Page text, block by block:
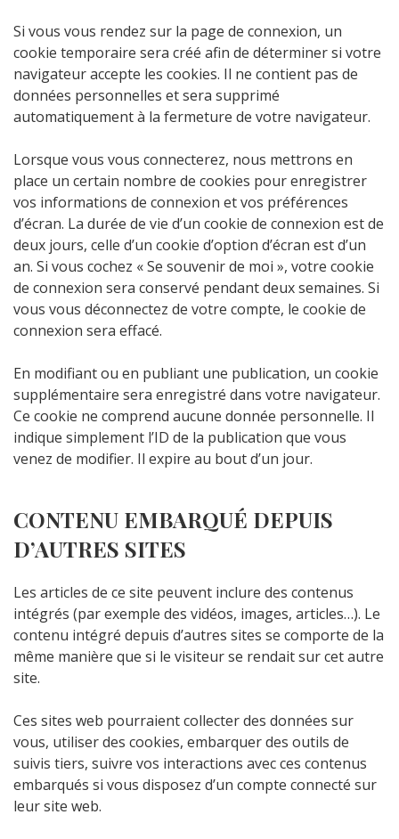
Si vous vous rendez sur la page de connexion, un
cookie temporaire sera créé afin de déterminer si votre
navigateur accepte les cookies. Il ne contient pas de
données personnelles et sera supprimé
automatiquement à la fermeture de votre navigateur.
Lorsque vous vous connecterez, nous mettrons en
place un certain nombre de cookies pour enregistrer
vos informations de connexion et vos préférences
d’écran. La durée de vie d’un cookie de connexion est de
deux jours, celle d’un cookie d’option d’écran est d’un
an. Si vous cochez « Se souvenir de moi », votre cookie
de connexion sera conservé pendant deux semaines. Si
vous vous déconnectez de votre compte, le cookie de
connexion sera effacé.
En modifiant ou en publiant une publication, un cookie
supplémentaire sera enregistré dans votre navigateur.
Ce cookie ne comprend aucune donnée personnelle. Il
indique simplement l’ID de la publication que vous
venez de modifier. Il expire au bout d’un jour.
CONTENU EMBARQUÉ DEPUIS
D’AUTRES SITES
Les articles de ce site peuvent inclure des contenus
intégrés (par exemple des vidéos, images, articles…). Le
contenu intégré depuis d’autres sites se comporte de la
même manière que si le visiteur se rendait sur cet autre
site.
Ces sites web pourraient collecter des données sur
vous, utiliser des cookies, embarquer des outils de
suivis tiers, suivre vos interactions avec ces contenus
embarqués si vous disposez d’un compte connecté sur
leur site web.